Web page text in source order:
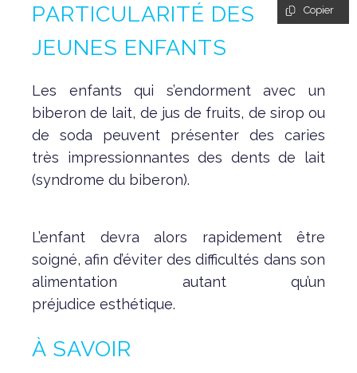
PARTICULARITÉ DES
JEUNES ENFANTS
Les enfants qui s’endorment avec un
biberon de lait, de jus de fruits, de sirop ou
de soda peuvent présenter des caries
très impressionnantes des dents de lait
(syndrome du biberon).
L’enfant devra alors rapidement être
soigné, afin d’éviter des difficultés dans son
alimentation autant qu’un
préjudice esthétique.
À SAVOIR
Copier